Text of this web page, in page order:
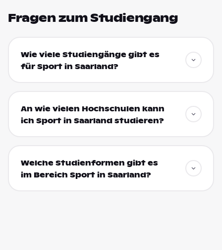
Fragen zum Studiengang
Wie viele Studiengänge gibt es
für Sport in Saarland?
An wie vielen Hochschulen kann
ich Sport in Saarland studieren?
Welche Studienformen gibt es
im Bereich Sport in Saarland?